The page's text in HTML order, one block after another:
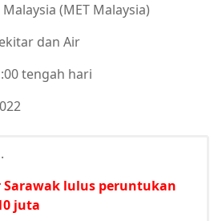
(MET Malaysia)
dan Air
tengah hari
Sarawak lulus peruntukan
juta